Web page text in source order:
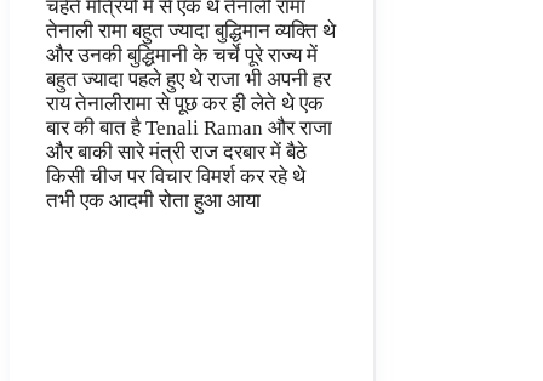
चहेते मंत्रियों में से एक थे तेनाली रामा
तेनाली रामा बहुत ज्यादा बुद्धिमान व्यक्ति थे
और उनकी बुद्धिमानी के चर्चे पूरे राज्य में
बहुत ज्यादा पहले हुए थे राजा भी अपनी हर
राय तेनालीरामा से पूछ कर ही लेते थे एक
बार की बात है Tenali Raman और राजा
और बाकी सारे मंत्री राज दरबार में बैठे
किसी चीज पर विचार विमर्श कर रहे थे
तभी एक आदमी रोता हुआ आया